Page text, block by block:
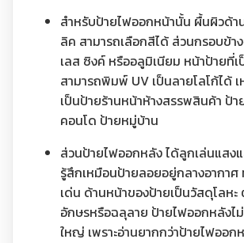
สำหรับป้ายไฟออกหน้านั้น ผื้นผิวด้า
ลิค สามารถเลือกสีได้ ส่วนกรอบข้า
เลส ซิงค์ หรืออลูมิเนียม หน้าป้ายที่เ
สามารถพิมพ์ UV เป็นลายโลโก้ได้ เ
เป็นป้ายร้านหน้าห้างสรรพสินค้า ป้
คอนโด ป้ายหมู่บ้าน
ส่วนป้ายไฟออกหลัง ได้ลูกเล่นแสงแ
รู้สึกเหมือนป้ายลอยอยู่กลางอากาศ
เด่น ด้านหน้าของป้ายเป็นวัสดุโลห
อักษรหรือฉลุลาย ป้ายไฟออกหลังไ
ใหญ่ เพราะอ่านยากกว่าป้ายไฟออก